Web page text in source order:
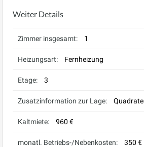
Weiter Details
Zimmer insgesamt: 1
Heizungsart: Fernheizung
Etage: 3
Zusatzinformation zur Lage: Quadrate
Kaltmiete: 960 €
monatl. Betriebs-/Nebenkosten: 350 €